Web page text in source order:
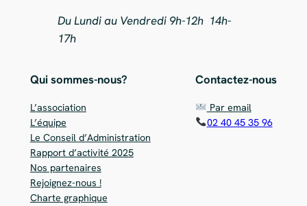
Du Lundi au Vendredi 9h-12h 14h-
17h
Qui sommes-nous?
L’association
L’équipe
Le Conseil d’Administration
Rapport d’activité 2025
Nos partenaires
Rejoignez-nous !
Charte graphique
Contactez-nous
Par email
02 40 45 35 96